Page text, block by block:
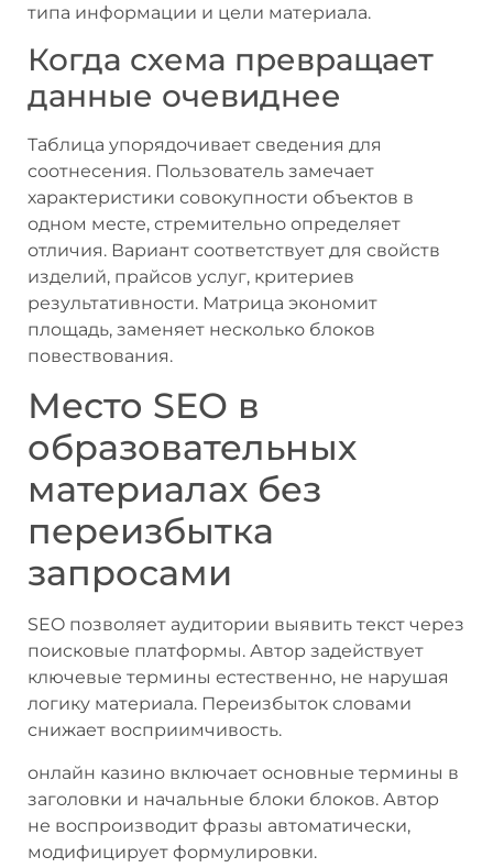
типа информации и цели материала.
Когда схема превращает
данные очевиднее
Таблица упорядочивает сведения для
соотнесения. Пользователь замечает
характеристики совокупности объектов в
одном месте, стремительно определяет
отличия. Вариант соответствует для свойств
изделий, прайсов услуг, критериев
результативности. Матрица экономит
площадь, заменяет несколько блоков
повествования.
Место SEO в
образовательных
материалах без
переизбытка
запросами
SEO позволяет аудитории выявить текст через
поисковые платформы. Автор задействует
ключевые термины естественно, не нарушая
логику материала. Переизбыток словами
снижает восприимчивость.
онлайн казино включает основные термины в
заголовки и начальные блоки блоков. Автор
не воспроизводит фразы автоматически,
модифицирует формулировки.